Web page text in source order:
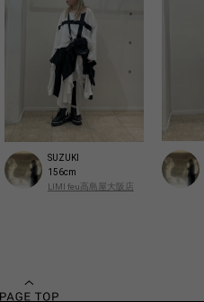
SUZUKI
156cm
LIMI feu高島屋大阪店